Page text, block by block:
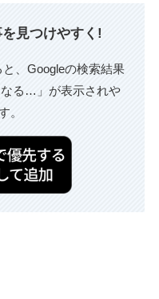
見つけやすく!
と、Googleの検索結果
る…」が表示されや
。